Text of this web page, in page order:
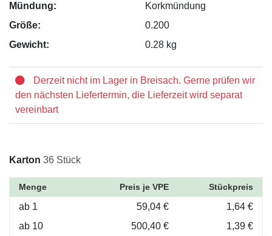
Mündung:
Korkmündung
Größe:
0.200
Gewicht:
0.28 kg
Derzeit nicht im Lager in Breisach. Gerne prüfen wir
den nächsten Liefertermin, die Lieferzeit wird separat
vereinbart
Karton 36 Stück
Menge Preis je VPE Stückpreis
ab 1 59,04 €
1,64 €
ab 10
500,40 € 1,39 €